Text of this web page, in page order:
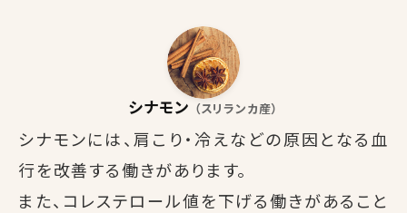
シナモン （スリランカ産）
シナモンには、肩こり・冷えなどの原因となる血
行を改善する働きがあります。
また、コレステロール値を下げる働きがあること